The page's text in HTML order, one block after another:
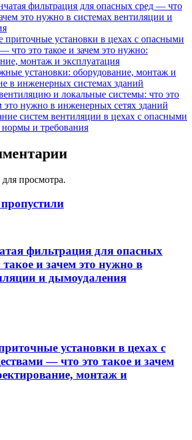
фильтрация для опасных сред — что
это нужно в системах вентиляции и
приточные установки в цехах с опасными
что это такое и зачем это нужно:
монтаж и эксплуатация
установки: оборудование, монтаж и
в инженерных системах зданий
и локальные системы: что это
это нужно в инженерных сетях зданий
систем вентиляции в цехах с опасными
и требования
просмотра.
фильтрация для опасных
и зачем это нужно в
и дымоудаления
установки в цехах с
— что это такое и зачем
монтаж и